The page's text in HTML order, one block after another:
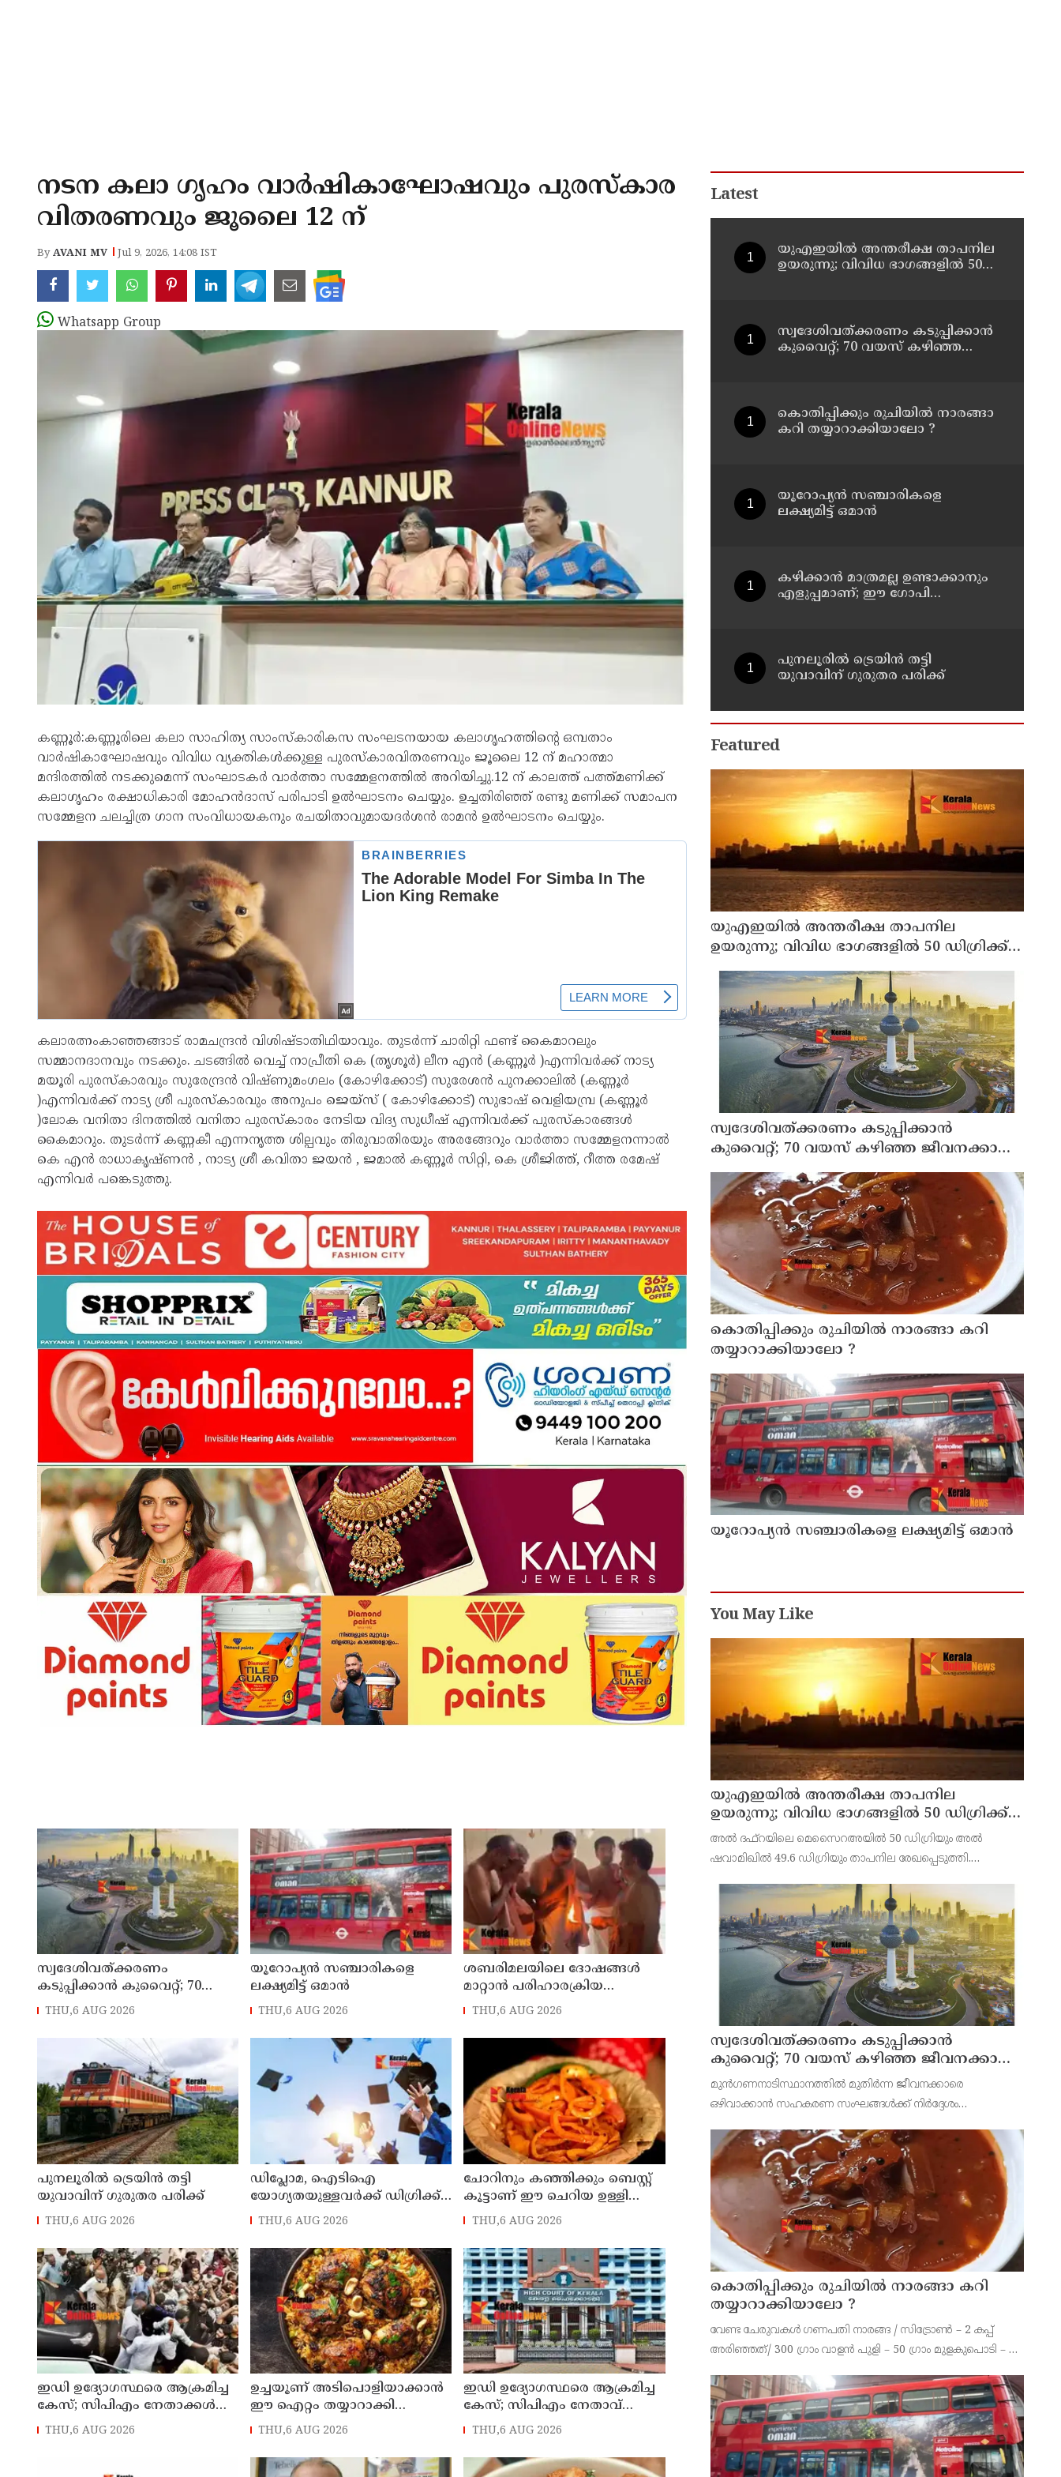
നടന കലാ ഗൃഹം വാർഷികാഘോഷവും പുരസ്കാര
വിതരണവും ജൂലൈ 12 ന്
ByAVANI MV Jul 9, 2026, 14:08 IST
Whatsapp Group
കണ്ണൂർ:കണ്ണൂരിലെ കലാ സാഹിത്യ സാംസ്കാരികസ സംഘടനയായ കലാഗൃഹത്തിന്റെ ഒമ്പതാം
വാർഷികാഘോഷവും വിവിധ വ്യക്തികൾക്കുള്ള പുരസ്കാരവിതരണവും ജൂലൈ 12 ന് മഹാത്മാ
മന്ദിരത്തിൽ നടക്കുമെന്ന് സംഘാടകർ വാർത്താ സമ്മേളനത്തിൽ അറിയിച്ചു.12 ന് കാലത്ത് പത്ത്മണിക്ക്
കലാഗൃഹം രക്ഷാധികാരി മോഹൻദാസ് പരിപാടി ഉൽഘാടനം ചെയ്യും. ഉച്ചതിരിഞ്ഞ് രണ്ടു മണിക്ക് സമാപന
സമ്മേളന ചലച്ചിത്ര ഗാന സംവിധായകനും രചയിതാവുമായദർശൻ രാമൻ ഉൽഘാടനം ചെയ്യും.
കലാരത്നംകാഞ്ഞങ്ങാട് രാമചന്ദ്രൻ വിശിഷ്ടാതിഥിയാവും. തുടർന്ന് ചാരിറ്റി ഫണ്ട് കൈമാറലും
സമ്മാനദാനവും നടക്കും. ചടങ്ങിൽ വെച്ച് നാപ്രീതി കെ (തൃശൂർ) ലീന എൻ (കണ്ണൂർ )എന്നിവർക്ക് നാട്യ
മയൂരി പുരസ്കാരവും സുരേന്ദ്രൻ വിഷ്ണുമംഗലം (കോഴിക്കോട്) സുരേശൻ പുനക്കാലിൽ (കണ്ണൂർ
)എന്നിവർക്ക് നാട്യ ശ്രീ പുരസ്കാരവും അനുപം ജെയ്സ് ( കോഴിക്കോട്) സുഭാഷ് വെളിയമ്പ്ര (കണ്ണൂർ
)ലോക വനിതാ ദിനത്തിൽ വനിതാ പുരസ്കാരം നേടിയ വിദ്യ സുധീഷ് എന്നിവർക്ക് പുരസ്കാരങ്ങൾ
കൈമാറും. തുടർന്ന് കണ്ണകീ എന്നനൃത്ത ശില്പവും തിരുവാതിരയും അരങ്ങേറും വാർത്താ സമ്മേളനന്നാൽ
കെ എൻ രാധാകൃഷ്ണൻ , നാട്യ ശ്രീ കവിതാ ജയൻ , ജമാൽ കണ്ണൂർ സിറ്റി, കെ ശ്രീജിത്ത്, റീത്ത രമേഷ്
എന്നിവർ പങ്കെടുത്തു.
സ്വദേശിവത്ക്കരണം
കടുപ്പിക്കാന്‍ കുവൈറ്റ്; 70
വയസ് കഴിഞ്ഞ ജീവനക്കാരെ
THU,6 AUG 2026
യൂറോപ്യന്‍ സഞ്ചാരികളെ
ലക്ഷ്യമിട്ട് ഒമാന്‍
THU,6 AUG 2026
ശബരിമലയിലെ ദോഷങ്ങൾ
മാറ്റാൻ പരിഹാരക്രിയ
ആരംഭിച്ച് ദേവസ്വം; 25
THU,6 AUG 2026
പുനലൂരിൽ ട്രെയിൻ തട്ടി
യുവാവിന് ഗുരുതര പരിക്ക്
THU,6 AUG 2026
ഡിപ്ലോമ, ഐടിഐ
യോഗ്യതയുള്ളവര്‍ക്ക് ഡിഗ്രിക്ക്
പ്രവേശനം ; ബിരുദ
പ്രവേശനത്തിന് പ്ലസ് ടു
നിര്‍ബന്ധമില്ല; ഉത്തരവ്
പുറത്തിറക്കി ഉന്നത വിദ്യാഭ്യാസ
വകുപ്പ്
THU,6 AUG 2026
ചോറിനും കഞ്ഞിക്കും ബെസ്റ്റ്
കൂട്ടാണ് ഈ ചെറിയ ഉള്ളി
അച്ചാർ
THU,6 AUG 2026
ഇഡി ഉദ്യോഗസ്ഥരെ ആക്രമിച്ച
കേസ്; സിപിഎം നേതാക്കൾക്ക്
നോട്ടീസ്, മുഴുവൻ പേരെയും
THU,6 AUG 2026
ഉച്ചയൂണ് അടിപൊളിയാക്കാൻ
ഈ ഐറ്റം തയ്യാറാക്കി
നോക്കൂ...
THU,6 AUG 2026
ഇഡി ഉദ്യോഗസ്ഥരെ ആക്രമിച്ച
കേസ്; സിപിഎം നേതാവ്
ഐപി ബിനു അടക്കം ആറു
THU,6 AUG 2026
Latest
യുഎഇയില്‍ അന്തരീക്ഷ താപനില
ഉയരുന്നു; വിവിധ ഭാഗങ്ങളില്‍ 50
സ്വദേശിവത്ക്കരണം കടുപ്പിക്കാന്‍
കുവൈറ്റ്; 70 വയസ് കഴിഞ്ഞ
കൊതിപ്പിക്കും രുചിയിൽ നാരങ്ങാ
കറി തയ്യാറാക്കിയാലോ ?
യൂറോപ്യന്‍ സഞ്ചാരികളെ
ലക്ഷ്യമിട്ട് ഒമാന്‍
കഴിക്കാൻ മാത്രമല്ല ഉണ്ടാക്കാനും
എളുപ്പമാണ്; ഈ ഗോപി
പുനലൂരിൽ ട്രെയിൻ തട്ടി
യുവാവിന് ഗുരുതര പരിക്ക്
Featured
യുഎഇയില്‍ അന്തരീക്ഷ താപനില
ഉയരുന്നു; വിവിധ ഭാഗങ്ങളില്‍ 50 ഡിഗ്രിക്ക്
മുകളില്‍ ചൂട്
സ്വദേശിവത്ക്കരണം കടുപ്പിക്കാന്‍
കുവൈറ്റ്; 70 വയസ് കഴിഞ്ഞ ജീവനക്കാരെ
പിരിച്ചുവിടാന്‍ തീരുമാനം
കൊതിപ്പിക്കും രുചിയിൽ നാരങ്ങാ കറി
തയ്യാറാക്കിയാലോ ?
യൂറോപ്യന്‍ സഞ്ചാരികളെ ലക്ഷ്യമിട്ട് ഒമാന്‍
You May Like
യുഎഇയില്‍ അന്തരീക്ഷ താപനില
ഉയരുന്നു; വിവിധ ഭാഗങ്ങളില്‍ 50 ഡിഗ്രിക്ക്
മുകളില്‍ ചൂട്
അല്‍ ദഫ്റയിലെ മെസൈറഅയില്‍ 50 ഡിഗ്രിയും അല്‍
ഷവാമിഖില്‍ 49.6 ഡിഗ്രിയും താപനില രേഖപ്പെടുത്തി.
മേഖലകളിലാണ് വന്‍ തോതില്‍ ചൂട് അനുഭവപ്പെട്ടത്.
സ്വദേശിവത്ക്കരണം കടുപ്പിക്കാന്‍
കുവൈറ്റ്; 70 വയസ് കഴിഞ്ഞ ജീവനക്കാരെ
പിരിച്ചുവിടാന്‍ തീരുമാനം
മുന്‍ഗണനാടിസ്ഥാനത്തില്‍ മുതിര്‍ന്ന ജീവനക്കാരെ
ഒഴിവാക്കാന്‍ സഹകരണ സംഘങ്ങള്‍ക്ക് നിര്‍ദ്ദേശം
കൊതിപ്പിക്കും രുചിയിൽ നാരങ്ങാ കറി
തയ്യാറാക്കിയാലോ ?
വേണ്ട ചേരുവകൾ ഗണപതി നാരങ്ങ / സിട്രോൺ – 2 കപ്പ്
അരിഞ്ഞത്/ 300 ഗ്രാം വാളൻ പുളി – 50 ഗ്രാം മുളകുപൊടി – 3
ഇഞ്ചി – ഒരു ചെറിയ കഷണം വെളുത്തുള്ളി – 10 മുതൽ